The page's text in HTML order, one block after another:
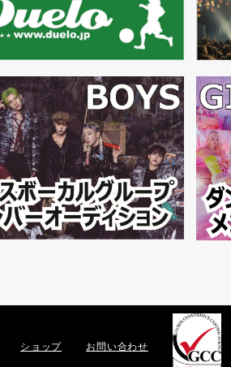
ショップ お問い合わせ